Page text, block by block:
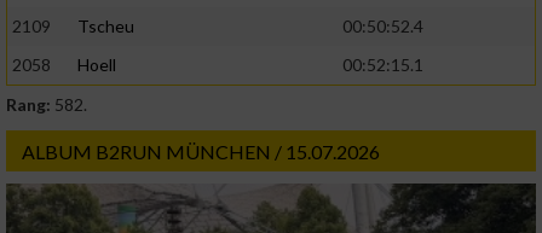
2109
Tscheu
00:50:52.4
2058
Hoell
00:52:15.1
Rang: 582.
ALBUM B2RUN MÜNCHEN / 15.07.2026